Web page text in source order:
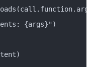
{args}")